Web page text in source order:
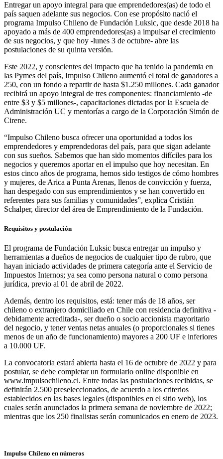
Entregar un apoyo integral para que emprendedores(as) de todo el
país saquen adelante sus negocios. Con ese propósito nació el
programa Impulso Chileno de Fundación Luksic, que desde 2018 ha
apoyado a más de 400 emprendedores(as) a impulsar el crecimiento
de sus negocios, y que hoy -lunes 3 de octubre- abre las
postulaciones de su quinta versión.
Este 2022, y conscientes del impacto que ha tenido la pandemia en
las Pymes del país, Impulso Chileno aumentó el total de ganadores a
250, con un fondo a repartir de hasta $1.250 millones. Cada ganador
recibirá un apoyo integral de tres componentes: financiamiento -de
entre $3 y $5 millones-, capacitaciones dictadas por la Escuela de
Administración UC y mentorías a cargo de la Corporación Simón de
Cirene.
“Impulso Chileno busca ofrecer una oportunidad a todos los
emprendedores y emprendedoras del país, para que sigan adelante
con sus sueños. Sabemos que han sido momentos difíciles para los
negocios y queremos aportar en el impulso que hoy necesitan. En
estos cinco años de programa, hemos sido testigos de cómo hombres
y mujeres, de Arica a Punta Arenas, llenos de convicción y fuerza,
han despegado con sus emprendimientos y se han convertido en
referentes para sus familias y comunidades”, explica Cristián
Schalper, director del área de Emprendimiento de la Fundación.
Requisitos y postulación
El programa de Fundación Luksic busca entregar un impulso y
herramientas a dueños de negocios de cualquier tipo de rubro, que
hayan iniciado actividades de primera categoría ante el Servicio de
Impuestos Internos; ya sea como persona natural o como persona
jurídica, previo al 01 de abril de 2022.
Además, dentro los requisitos, está: tener más de 18 años, ser
chileno o extranjero domiciliado en Chile con residencia definitiva -
debidamente acreditada-, ser dueño o socio accionista mayoritario
del negocio, y tener ventas netas anuales (o proporcionales si tienes
menos de un año de funcionamiento) mayores a 200 UF e inferiores
a 10.000 UF.
La convocatoria estará abierta hasta el 16 de octubre de 2022 y para
postular, se debe completar un formulario online disponible en
www.impulsochileno.cl. Entre todas las postulaciones recibidas, se
definirán 2.500 preseleccionados, de acuerdo a los criterios
establecidos en las bases legales (disponibles en el sitio web), los
cuales serán anunciados la primera semana de noviembre de 2022;
mientras que los 250 finalistas serán comunicados en enero de 2023.
Impulso Chileno en números